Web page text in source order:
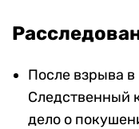
После взрыва
Следственный
дело о